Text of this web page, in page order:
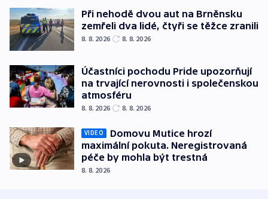
Při nehodě dvou aut na Brněnsku
zemřeli dva lidé, čtyři se těžce zranili
8. 8. 2026 8. 8. 2026
Účastníci pochodu Pride upozorňují
na trvající nerovnosti i společenskou
atmosféru
8. 8. 2026 8. 8. 2026
VIDEO
Domovu Mutice hrozí
maximální pokuta. Neregistrovaná
péče by mohla být trestná
8. 8. 2026